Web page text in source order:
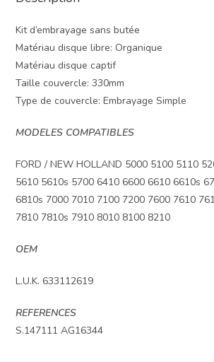
Kit d’embrayage sans butée
Matériau disque libre: Organique
Matériau disque captif
Taille couvercle: 330mm
Type de couvercle: Embrayage Simple
MODELES COMPATIBLES
FORD / NEW HOLLAND 5000 5100 5110
5610 5610s 5700 6410 6600 6610 6610s
6810s 7000 7010 7100 7200 7600 7610
7810 7810s 7910 8010 8100 8210
OEM
L.U.K. 633112619
REFERENCES
S.147111 AG16344